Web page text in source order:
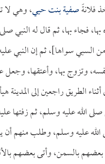
فلانةًصفية بنت حيي، وهي لا
فجاء بها، ثم قال له النبي
السبي سواها]، ثم إن النبي
وتزوج بها، وأعتقها، وجعل
أثناء الطريق راجعين إلى المدينة
صلى الله عليه وسلم، ثم زفتها
عليه وسلم، وطلب منهم أن
بعضهم بالسمن، وأتى بعضهم